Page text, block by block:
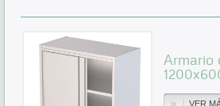
Armario
VER